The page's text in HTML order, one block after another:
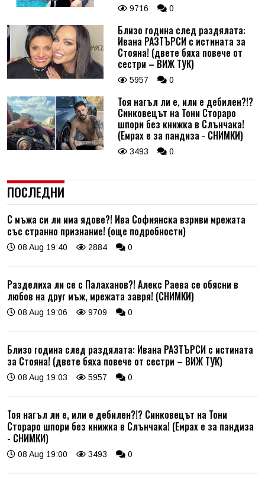
9716 0
Близо година след раздялата:
Ивана РАЗТЪРСИ с истината за
Стояна! (двете бяха повече от
сестри – ВИЖ ТУК)
5957 0
Тоя нагъл ли е, или е дебилен?!?
Синковецът на Тони Стораро
шпори без книжка в Слънчака!
(Емрах е за пандиза - СНИМКИ)
3493 0
ПОСЛЕДНИ
С мъжа си ли има ядове?! Ива Софиянска взриви мрежата
със странно признание! (още подробности)
08 Aug 19:40 2884 0
Разделиха ли се с Палаханов?! Алекс Раева се обясни в
любов на друг мъж, мрежата завря! (СНИМКИ)
08 Aug 19:06 9709 0
Близо година след раздялата: Ивана РАЗТЪРСИ с истината
за Стояна! (двете бяха повече от сестри – ВИЖ ТУК)
08 Aug 19:03 5957 0
Тоя нагъл ли е, или е дебилен?!? Синковецът на Тони
Стораро шпори без книжка в Слънчака! (Емрах е за пандиза
- СНИМКИ)
08 Aug 19:00 3493 0